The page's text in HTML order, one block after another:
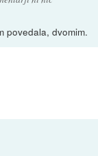
povedala, dvomim.